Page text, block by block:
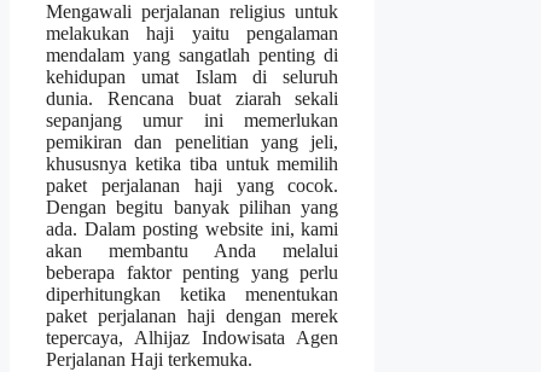
Mengawali perjalanan religius untuk
melakukan haji yaitu pengalaman
mendalam yang sangatlah penting di
kehidupan umat Islam di seluruh
dunia. Rencana buat ziarah sekali
sepanjang umur ini memerlukan
pemikiran dan penelitian yang jeli,
khususnya ketika tiba untuk memilih
paket perjalanan haji yang cocok.
Dengan begitu banyak pilihan yang
ada. Dalam posting website ini, kami
akan membantu Anda melalui
beberapa faktor penting yang perlu
diperhitungkan ketika menentukan
paket perjalanan haji dengan merek
tepercaya, Alhijaz Indowisata Agen
Perjalanan Haji terkemuka.